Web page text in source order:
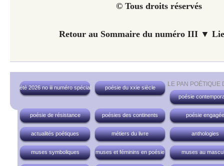
© Tous droits réservés
Retour au Sommaire du numéro III ▼
LE PAN POÉTIQUE
été 2026 no iii numéro spécial
poésie du xxie siècle
poésie
poésie de résistance poésies des continents poésie engagée
actualités poétiques métiers du livre anthologies
muses symboliques muses et féminins en poésie muses au